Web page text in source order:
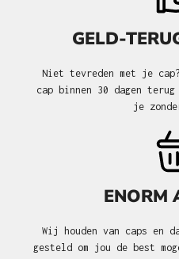
GELD-
Niet tevreden met je
cap binnen 30 dagen
je
ENORM
Wij houden van caps en
gesteld om jou de best